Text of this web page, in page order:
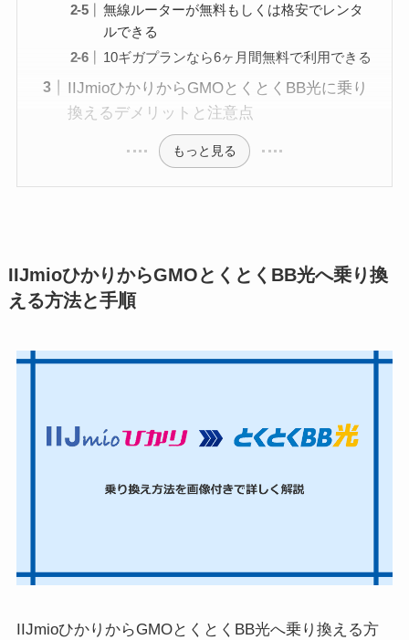
無線ルーターが無料もしくは格安でレンタ
ルできる
10ギガプランなら6ヶ月間無料で利用できる
IIJmioひかりからGMOとくとくBB光に乗り
換えるデメリットと注意点
もっと見る
IIJmioひかりからGMOとくとくBB光へ乗り換
える方法と手順
IIJmioひかりからGMOとくとくBB光へ乗り換える方